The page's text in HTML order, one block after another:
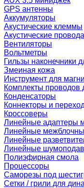
GPS антенны
Аккумуляторы
Акустические клеммы
Акустические провода
Вентиляторы
Вольтметры
Гильзы наконечники
Змеиная кожа
Инструмент для
Комплекты проводов
Конденсаторы
Коннекторы и
Кроссоверы
Линейные адаптеры
Линейные
Линейные
Линейные
Полиэфирная смола
Процессоры
Саморезы под
Сетки / грили для